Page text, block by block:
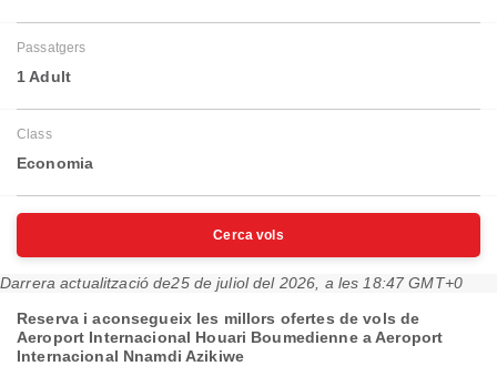
Passatgers
1 Adult
Class
Economia
Cerca vols
Darrera actualització de25 de juliol del 2026, a les 18:47 GMT+0
Reserva i aconsegueix les millors ofertes de vols de
Aeroport Internacional Houari Boumedienne a Aeroport
Internacional Nnamdi Azikiwe